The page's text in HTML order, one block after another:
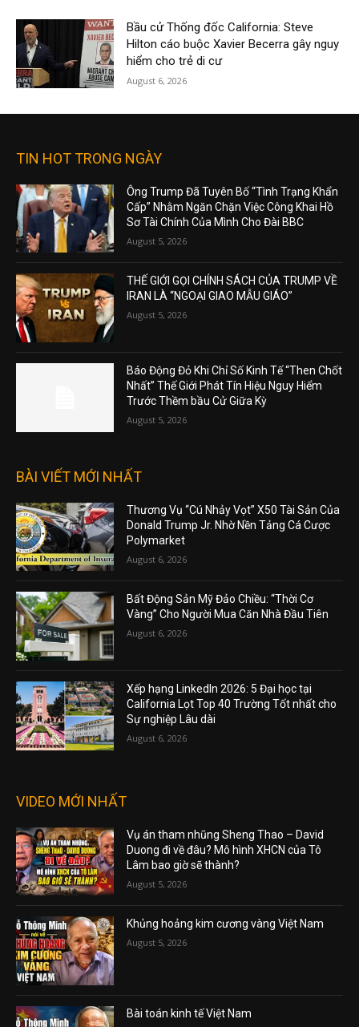
Bầu cử Thống đốc California: Steve
Hilton cáo buộc Xavier Becerra gây nguy
hiểm cho trẻ di cư
August 6, 2026
TIN HOT TRONG NGÀY
Ông Trump Đã Tuyên Bố “Tình Trạng Khẩn
Cấp” Nhằm Ngăn Chặn Việc Công Khai Hồ
Sơ Tài Chính Của Mình Cho Đài BBC
August 5, 2026
THẾ GIỚI GỌI CHÍNH SÁCH CỦA TRUMP VỀ
IRAN LÀ “NGOẠI GIAO MẪU GIÁO”
August 5, 2026
Báo Động Đỏ Khi Chỉ Số Kinh Tế “Then Chốt
Nhất” Thế Giới Phát Tín Hiệu Nguy Hiểm
Trước Thềm bầu Cử Giữa Kỳ
August 5, 2026
BÀI VIẾT MỚI NHẤT
Thương Vụ “Cú Nhảy Vọt” X50 Tài Sản Của
Donald Trump Jr. Nhờ Nền Tảng Cá Cược
Polymarket
August 6, 2026
Bất Động Sản Mỹ Đảo Chiều: “Thời Cơ
Vàng” Cho Người Mua Căn Nhà Đầu Tiên
August 6, 2026
Xếp hạng LinkedIn 2026: 5 Đại học tại
California Lọt Top 40 Trường Tốt nhất cho
Sự nghiệp Lâu dài
August 6, 2026
VIDEO MỚI NHẤT
Vụ án tham nhũng Sheng Thao – David
Duong đi về đâu? Mô hình XHCN của Tô
Lâm bao giờ sẽ thành?
August 5, 2026
Khủng hoảng kim cương vàng Việt Nam
August 5, 2026
Bài toán kinh tế Việt Nam